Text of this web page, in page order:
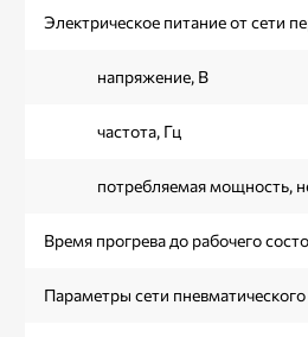
Электрическое питание от сети
напряжение, В
частота, Гц
потребляемая мощность, не
Время прогрева до рабочего
Параметры сети